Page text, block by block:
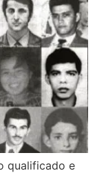
qualificado e